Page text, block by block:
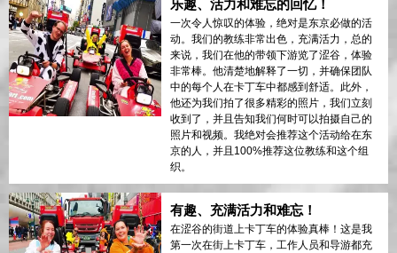
乐趣、活力和难忘的回忆！
一次令人惊叹的体验，绝对是东京必做的活
动。我们的教练非常出色，充满活力，总的
来说，我们在他的带领下游览了涩谷，体验
非常棒。他清楚地解释了一切，并确保团队
中的每个人在卡丁车中都感到舒适。此外，
他还为我们拍了很多精彩的照片，我们立刻
收到了，并且告知我们何时可以拍摄自己的
照片和视频。我绝对会推荐这个活动给在东
京的人，并且100%推荐这位教练和这个组
织。
有趣、充满活力和难忘！
在涩谷的街道上卡丁车的体验真棒！这是我
第一次在街上卡丁车，工作人员和导游都充